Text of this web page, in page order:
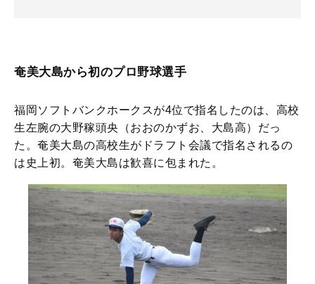
奄美大島から初のプロ野球選手
福岡ソフトバンクホークスが4位で指名したのは、高校
生左腕の大野稼頭央（おおのかずお、大島高）だっ
た。奄美大島の高校生がドラフト会議で指名されるの
は史上初。奄美大島は歓喜に包まれた。